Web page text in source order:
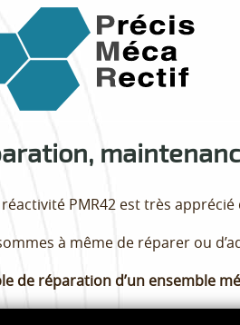
réactivité PMR42 est très
à même de réparer ou
de réparation d’un ensemble